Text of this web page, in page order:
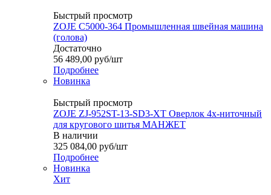
Быстрый просмотр
ZOJE C5000-364 Промышленная швейная машина
(голова)
Достаточно
56 489,00 руб/шт
Подробнее
Новинка
Быстрый просмотр
ZOJE ZJ-952ST-13-SD3-XT Оверлок 4х-ниточный
для кругового шитья МАНЖЕТ
В наличии
325 084,00 руб/шт
Подробнее
Новинка
Хит